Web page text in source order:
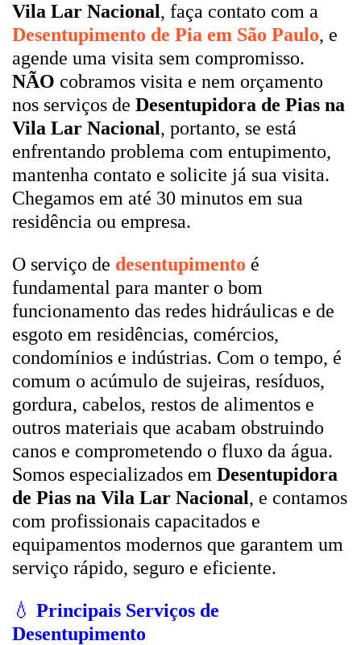
Vila Lar Nacional, faça contato com a
Desentupimento de Pia em São Paulo, e
agende uma visita sem compromisso.
NÃO cobramos visita e nem orçamento
nos serviços de Desentupidora de Pias na
Vila Lar Nacional, portanto, se está
enfrentando problema com entupimento,
mantenha contato e solicite já sua visita.
Chegamos em até 30 minutos em sua
residência ou empresa.
O serviço de desentupimento é
fundamental para manter o bom
funcionamento das redes hidráulicas e de
esgoto em residências, comércios,
condomínios e indústrias. Com o tempo, é
comum o acúmulo de sujeiras, resíduos,
gordura, cabelos, restos de alimentos e
outros materiais que acabam obstruindo
canos e comprometendo o fluxo da água.
Somos especializados em Desentupidora
de Pias na Vila Lar Nacional, e contamos
com profissionais capacitados e
equipamentos modernos que garantem um
serviço rápido, seguro e eficiente.
💧 Principais Serviços de
Desentupimento